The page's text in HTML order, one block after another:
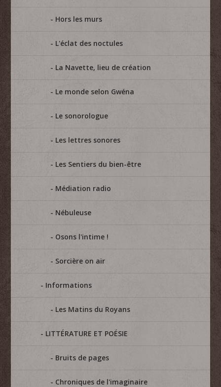
Hors les murs
L'éclat des noctules
La Navette, lieu de création
Le monde selon Gwéna
Le sonorologue
Les lettres sonores
Les Sentiers du bien-être
Médiation radio
Nébuleuse
Osons l'intime !
Sorcière on air
Informations
Les Matins du Royans
LITTÉRATURE ET POÉSIE
Bruits de pages
Chroniques de l'imaginaire